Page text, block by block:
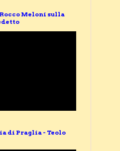
Meloni sulla
di Praglia - Teolo